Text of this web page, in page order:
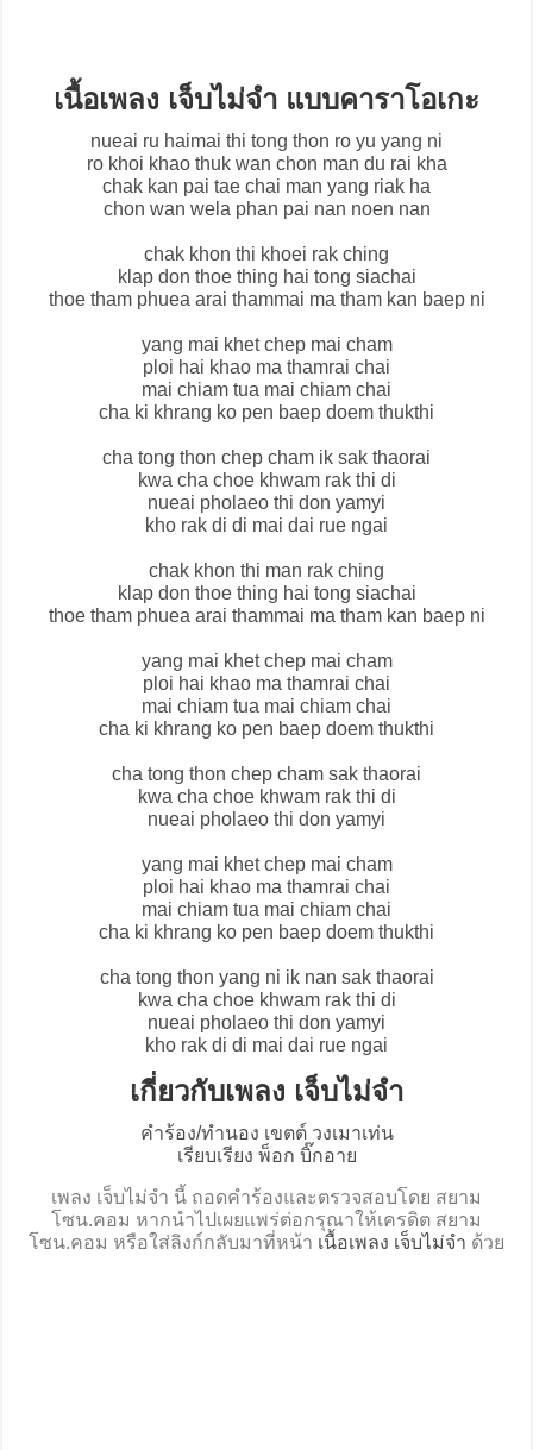
เนื้อเพลง เจ็บไม่จำ แบบคาราโอเกะ
nueai ru haimai thi tong thon ro yu yang ni
ro khoi khao thuk wan chon man du rai kha
chak kan pai tae chai man yang riak ha
chon wan wela phan pai nan noen nan
chak khon thi khoei rak ching
klap don thoe thing hai tong siachai
thoe tham phuea arai thammai ma tham kan baep ni
yang mai khet chep mai cham
ploi hai khao ma thamrai chai
mai chiam tua mai chiam chai
cha ki khrang ko pen baep doem thukthi
cha tong thon chep cham ik sak thaorai
kwa cha choe khwam rak thi di
nueai pholaeo thi don yamyi
kho rak di di mai dai rue ngai
chak khon thi man rak ching
klap don thoe thing hai tong siachai
thoe tham phuea arai thammai ma tham kan baep ni
yang mai khet chep mai cham
ploi hai khao ma thamrai chai
mai chiam tua mai chiam chai
cha ki khrang ko pen baep doem thukthi
cha tong thon chep cham sak thaorai
kwa cha choe khwam rak thi di
nueai pholaeo thi don yamyi
yang mai khet chep mai cham
ploi hai khao ma thamrai chai
mai chiam tua mai chiam chai
cha ki khrang ko pen baep doem thukthi
cha tong thon yang ni ik nan sak thaorai
kwa cha choe khwam rak thi di
nueai pholaeo thi don yamyi
kho rak di di mai dai rue ngai
เกี่ยวกับเพลง เจ็บไม่จำ
คำร้อง/ทำนอง เขตต์ วงเมาเท่น
เรียบเรียง พ็อก บิ๊กอาย
เพลง เจ็บไม่จำ นี้ ถอดคำร้องและตรวจสอบโดย สยาม
โซน.คอม หากนำไปเผยแพร่ต่อกรุณาให้เครดิต สยาม
โซน.คอม หรือใส่ลิงก์กลับมาที่หน้า เนื้อเพลง เจ็บไม่จำ ด้วย